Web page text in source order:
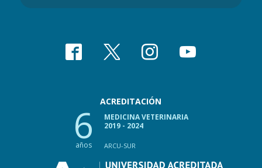
ACREDITACIÓN
6
años
MEDICINA VETERINARIA
2019 - 2024
ARCU-SUR